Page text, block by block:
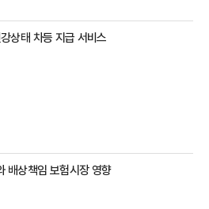
상태 차등 지급 서비스
배상책임 보험시장 영향